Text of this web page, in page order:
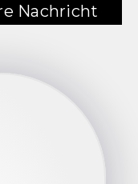
Nachricht